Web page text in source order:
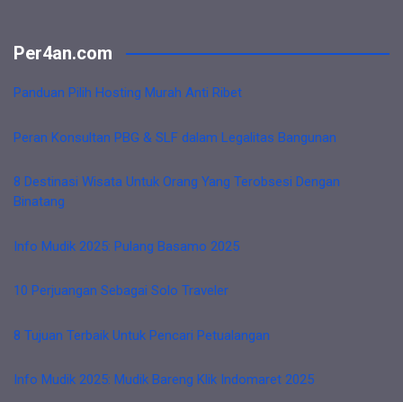
Per4an.com
Panduan Pilih Hosting Murah Anti Ribet
Peran Konsultan PBG & SLF dalam Legalitas Bangunan
8 Destinasi Wisata Untuk Orang Yang Terobsesi Dengan
Binatang
Info Mudik 2025: Pulang Basamo 2025
10 Perjuangan Sebagai Solo Traveler
8 Tujuan Terbaik Untuk Pencari Petualangan
Info Mudik 2025: Mudik Bareng Klik Indomaret 2025